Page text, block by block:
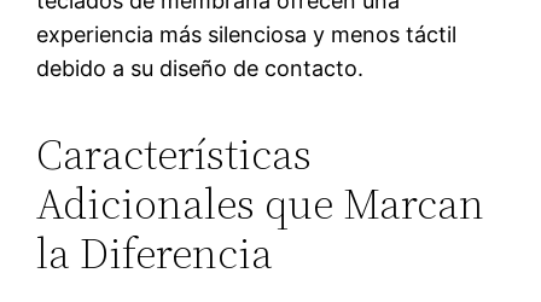
experiencia más silenciosa y menos táctil
debido a su diseño de contacto.
Características
Adicionales que Marcan
la Diferencia